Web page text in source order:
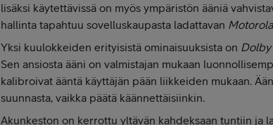
lisäksi käytettävissä on myös ympäristön ääniä
hallinta tapahtuu sovelluskaupasta ladattavan
Yksi kuulokkeiden erityisistä ominaisuuksista on Dolby
Sen ansiosta ääni on valmistajan mukaan
kalibroivat ääntä käyttäjän pään liikkeiden mukaan.
suunnasta, vaikka päätä käännettäisiinkin.
Akunkeston on kerrottu yltävän kahdeksaan tuntiin ja